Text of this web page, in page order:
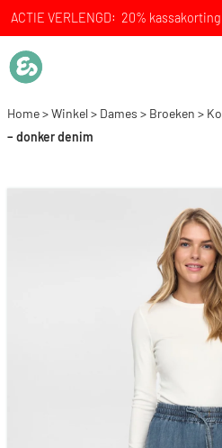
ACTIE VERLENGD: 20%
Home>Winkel> Dames > Broeken >
– donker denim